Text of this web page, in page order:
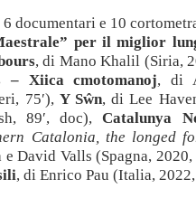
documentari e 10
per il miglior
, di Mano Khalil (Siria,
– Xiica cmotomanoj, di
75′), Y Sŵn, di Lee
89′, doc),Catalunya
Catalonia, the longed
e David Valls (Spagna, 2020,
, di Enrico Pau (Italia,